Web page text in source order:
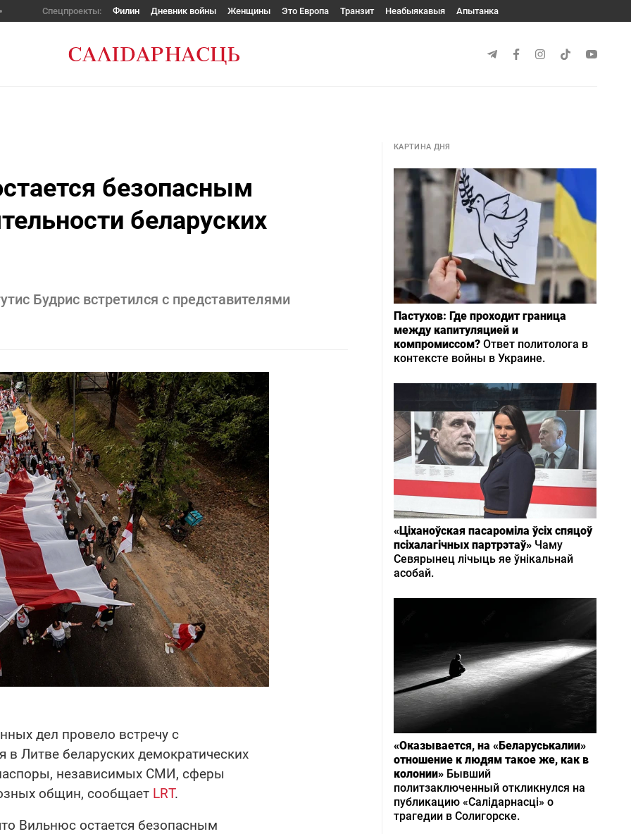
Спецпроекты: Филин Дневник войны Женщины Это Европа Транзит Неабыякавыя Апытанка
безопасным
беларуских
Будрис встретился с представителями
дел провело встречу с
Литве беларуских демократических
независимых СМИ, сферы
общин, сообщает LRT.
Вильнюс остается безопасным
КАРТИНА ДНЯ
Пастухов: Где проходит граница
между капитуляцией и
компромиссом? Ответ политолога в
контексте войны в Украине.
«Ціханоўская пасароміла ўсіх спяцоў
псіхалагічных партрэтаў» Чаму
Севярынец лічыць яе ўнікальнай
асобай.
«Оказывается, на «Беларуськалии»
отношение к людям такое же, как в
колонии» Бывший
политзаключенный откликнулся на
публикацию «Салідарнасці» о
трагедии в Солигорске.